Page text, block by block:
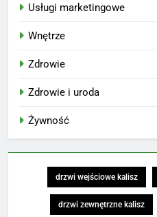
Usługi marketingowe
Wnętrze
Zdrowie
Zdrowie i uroda
Żywność
drzwi wejściowe kalisz
drzwi zewnętrzne kalisz